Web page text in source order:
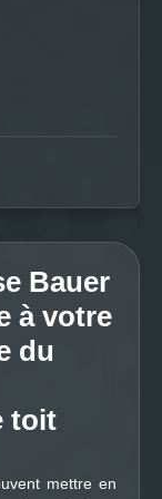
Bauer
à votre
du
toit
mettre en